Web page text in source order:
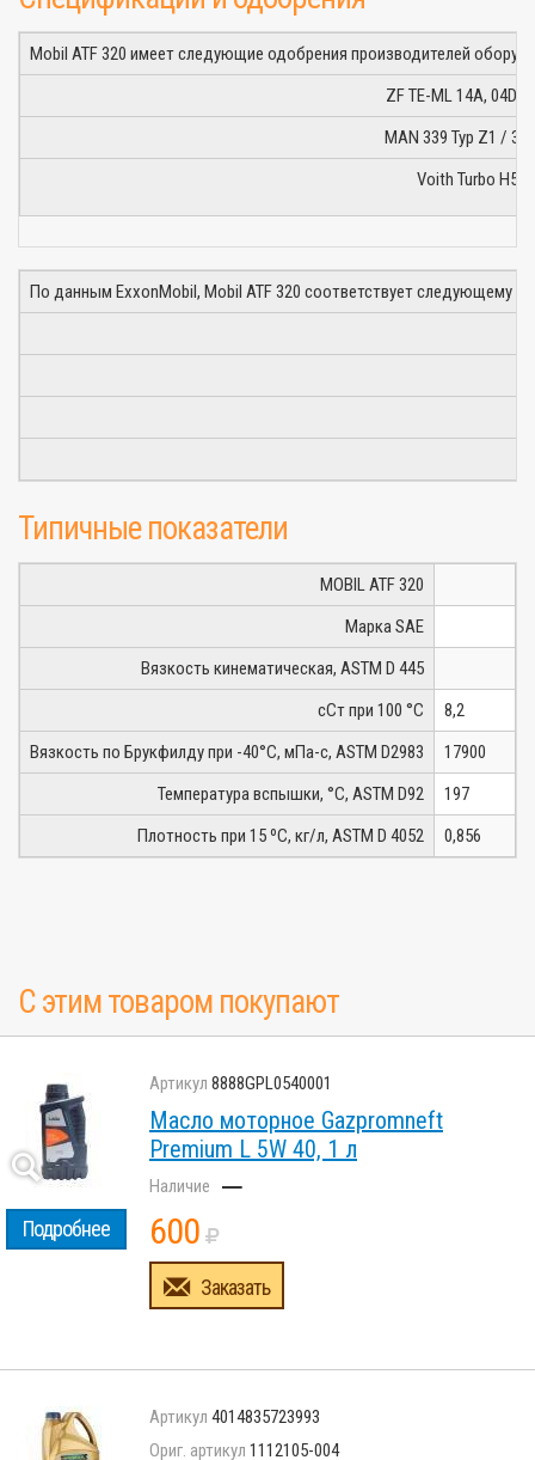
Mobil ATF 320 имеет следующие одобрения производителей
ZF TE-ML 14A, 04D,
MAN 339 Typ Z1 /
Voith Turbo
По данным ExxonMobil, Mobil ATF 320 соответствует следующему
Типичные показатели
MOBIL ATF 320
Марка SAE
Вязкость кинематическая, ASTM D 445
сСт при 100 °С
8,2
Вязкость по Брукфилду при -40°C, мПа-с, ASTM D2983
17900
Температура вспышки, °C, ASTM D92
197
Плотность при 15 ºC, кг/л, ASTM D 4052
0,856
С этим товаром покупают
Подробнее
8888GPL0540001
Масло моторное Gazpromneft
Premium L 5W 40, 1 л
–
600
Заказать
4014835723993
1112105-004